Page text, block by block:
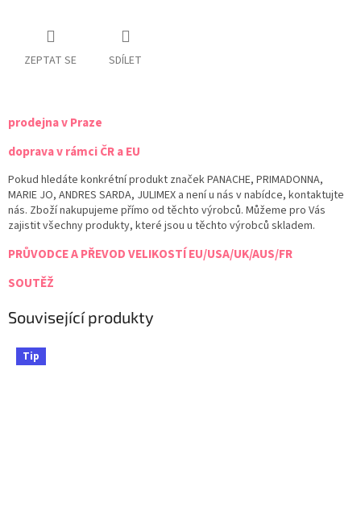
ZEPTAT SE SDÍLET
prodejna v Praze
doprava v rámci ČR a EU
Pokud hledáte konkrétní produkt značek PANACHE, PRIMADONNA,
MARIE JO, ANDRES SARDA, JULIMEX a není u nás v nabídce, kontaktujte
nás. Zboží nakupujeme přímo od těchto výrobců. Můžeme pro Vás
zajistit všechny produkty, které jsou u těchto výrobců skladem.
PRŮVODCE A PŘEVOD VELIKOSTÍ EU/USA/UK/AUS/FR
SOUTĚŽ
Související produkty
Tip